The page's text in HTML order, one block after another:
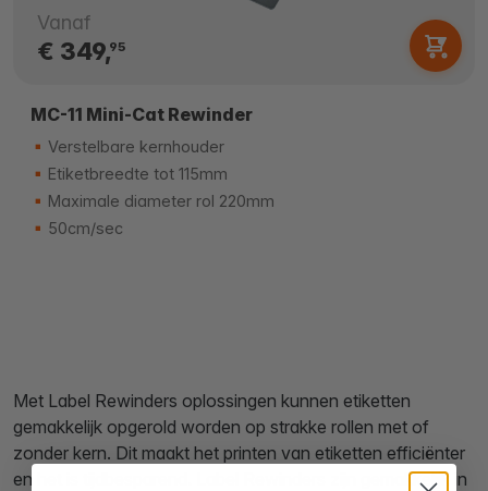
Vanaf
€ 349,95
MC-11 Mini-Cat Rewinder
Verstelbare kernhouder
Etiketbreedte tot 115mm
Maximale diameter rol 220mm
50cm/sec
Met Label Rewinders oplossingen kunnen etiketten
gemakkelijk opgerold worden op strakke rollen met of
zonder kern. Dit maakt het printen van etiketten efficiënter
en het is tijdbesparend. Label Rewinders zijn gemakkelijk in